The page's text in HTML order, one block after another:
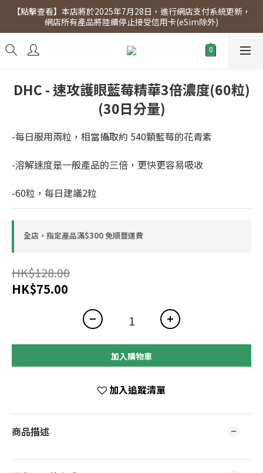
【點擊查看】會員專享 星期三全單95折!!!（優惠期至2026年12月
31日）。滿$300即免運費。
【點擊查看】本店將於2025年7月28日，進行網店支付系統更新，
網店所有產品將陸續停止接受信用卡(eSim除外)
【點擊查看】會員專享 星期三全單95折!!!（優惠期至2026年12月
31日）。滿$300即免運費。
DHC - 速攻護眼藍莓精華3倍濃度(60粒)
(30日分量)
-每日服用兩粒，相當攝取約 540顆藍莓的花青素
-溶解速度是一般產品的三倍，更快更容易吸收
-60粒，每日建議2粒
全店，指定產品滿$300 免順豐運費
HK$128.00
HK$75.00
加入購物車
加入追蹤清單
商品描述